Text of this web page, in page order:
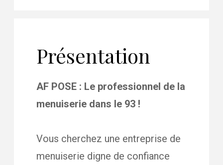
Présentation
AF POSE : Le professionnel de la
menuiserie dans le 93 !
Vous cherchez une entreprise de
menuiserie digne de confiance